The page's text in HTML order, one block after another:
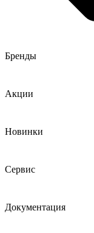
Бренды
Акции
Новинки
Сервис
Документация